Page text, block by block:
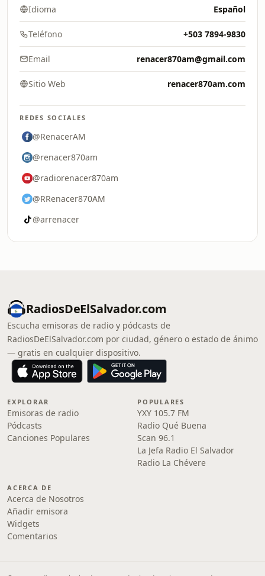
Idioma Español
Teléfono +503 7894-9830
Email renacer870am@gmail.com
Sitio Web renacer870am.com
REDES SOCIALES
@RenacerAM
@renacer870am
@radiorenacer870am
@RRenacer870AM
@arrenacer
RadiosDeElSalvador.com
Escucha emisoras de radio y pódcasts de
RadiosDeElSalvador.com por ciudad, género o estado de ánimo
— gratis en cualquier dispositivo.
EXPLORAR
Emisoras de radio
Pódcasts
Canciones Populares
POPULARES
YXY 105.7 FM
Radio Qué Buena
Scan 96.1
La Jefa Radio El Salvador
Radio La Chévere
ACERCA DE
Acerca de Nosotros
Añadir emisora
Widgets
Comentarios